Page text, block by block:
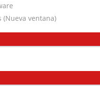
(Nueva ventana)